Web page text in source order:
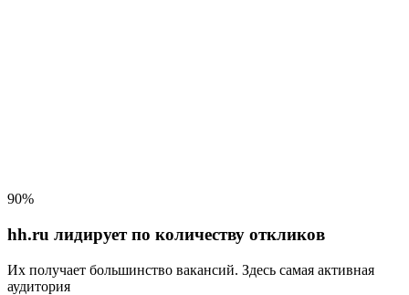
90%
hh.ru лидирует по количеству откликов
Их получает большинство вакансий. Здесь самая активная
аудитория